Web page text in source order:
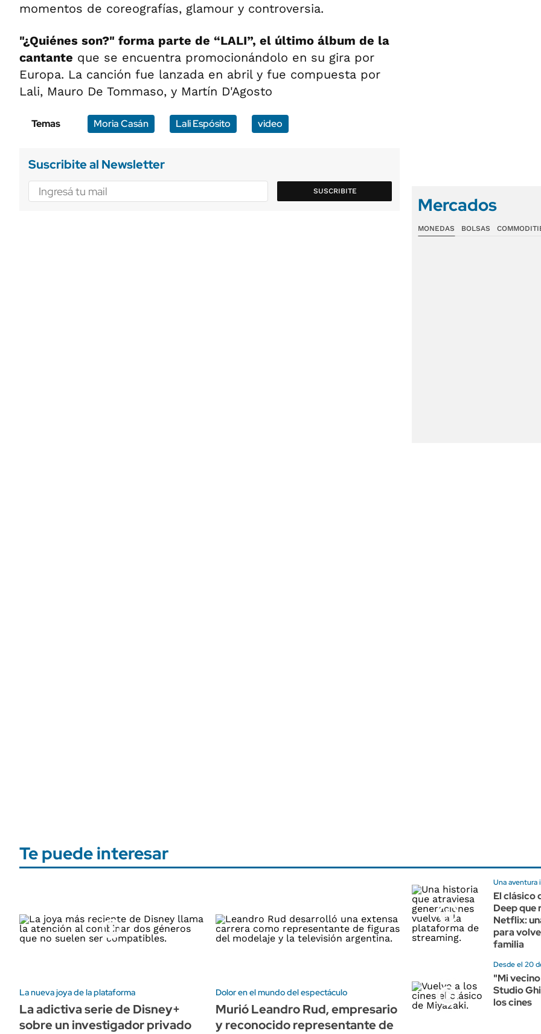
momentos de coreografías, glamour y controversia.
"¿Quiénes son?" forma parte de “LALI”, el último álbum de la
cantante que se encuentra promocionándolo en su gira por
Europa. La canción fue lanzada en abril y fue compuesta por
Lali, Mauro De Tommaso, y Martín D'Agosto
Temas Moria Casán Lali Espósito video
Suscribite al Newsletter
SUSCRIBITE
Mercados
MONEDAS BOLSAS
Te puede interesar
La nueva joya de la plataforma
La adictiva serie de Disney+
sobre un investigador privado
Dolor en el mundo del espectáculo
Murió Leandro Rud, empresario
y reconocido representante de
Una aventura
El clásico
Deep que
Netflix:
para
familia
Desde el 20
"Mi
Studio
los cines